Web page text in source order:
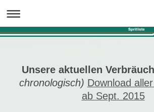
Unsere aktuellen
chronologisch) Download
ab Sept. 2015